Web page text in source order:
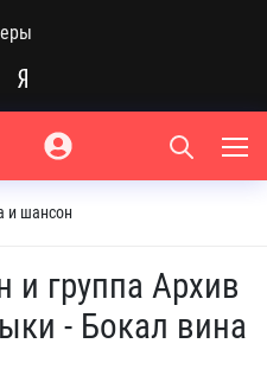
и шансон
и группа Архив
- Бокал вина